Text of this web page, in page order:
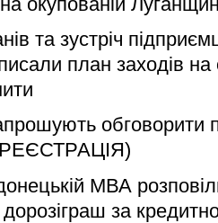
та зустріч
план заходів на
обговорити
МВА
за